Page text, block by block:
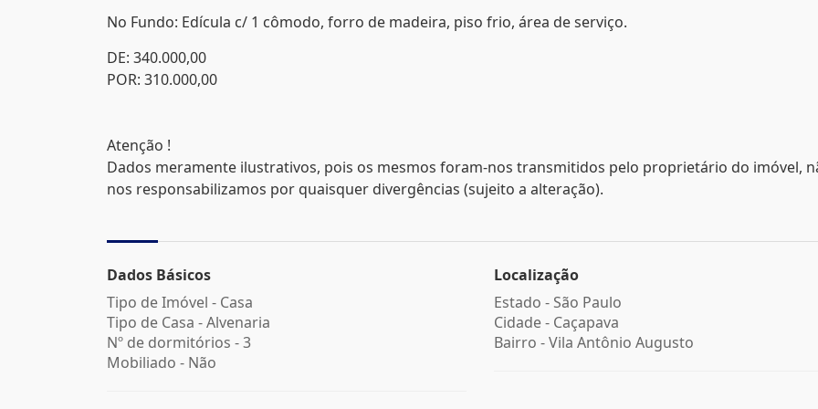
No Fundo: Edícula c/ 1 cômodo, forro de madeira, piso frio, área de serviço.
DE: 340.000,00
POR: 310.000,00
Atenção !
Dados meramente ilustrativos, pois os mesmos foram-nos transmitidos pelo proprietário do imóvel,
nos responsabilizamos por quaisquer divergências (sujeito a alteração).
Dados Básicos
Tipo de Imóvel - Casa
Tipo de Casa - Alvenaria
Nº de dormitórios - 3
Mobiliado - Não
Localização
Estado - São Paulo
Cidade - Caçapava
Bairro -Vila Antônio Augusto